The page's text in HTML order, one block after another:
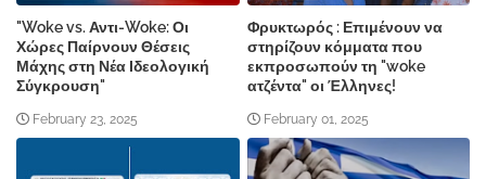
"Woke vs. Αντι-Woke: Οι
Χώρες Παίρνουν Θέσεις
Μάχης στη Νέα Ιδεολογική
Σύγκρουση"
February 23, 2025
Φρυκτωρός : Επιμένουν να
στηρίζουν κόμματα που
εκπροσωπούν τη "woke
ατζέντα" οι Έλληνες!
February 01, 2025